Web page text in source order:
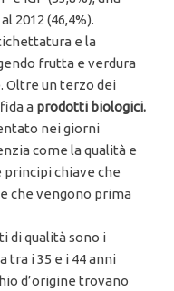
2012 (46,4%).
e la
frutta e verdura
Oltre un terzo dei
a prodotti biologici.
nei giorni
come la qualità e
principi chiave che
che vengono prima
di qualità sono i
tra i 35 e i 44 anni
d’origine trovano